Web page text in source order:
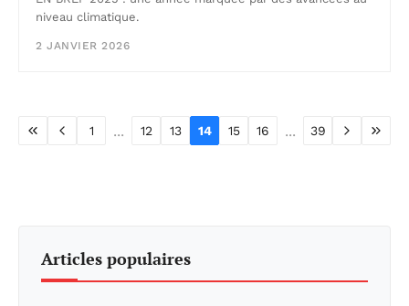
niveau climatique.
2 JANVIER 2026
1 ... 12 13 14 15 16 ... 39
Articles populaires